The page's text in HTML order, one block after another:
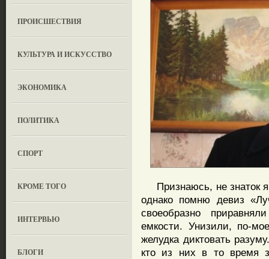
ПРОИСШЕСТВИЯ
КУЛЬТУРА И ИСКУССТВО
ЭКОНОМИКА
ПОЛИТИКА
СПОРТ
КРОМЕ ТОГО
ИНТЕРВЬЮ
БЛОГИ
Признаюсь, не знаток я
однако помню девиз
своеобразно
емкости. Унизили, по-
желудка диктовать
кто из них в то время